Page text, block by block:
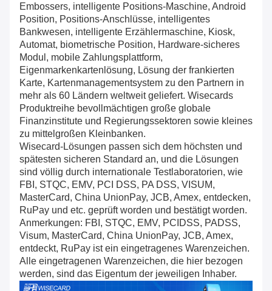
Embossers, intelligente Positions-Maschine, Android
Position, Positions-Anschlüsse, intelligentes
Bankwesen, intelligente Erzählermaschine, Kiosk,
Automat, biometrische Position, Hardware-sicheres
Modul, mobile Zahlungsplattform,
Eigenmarkenkartenlösung, Lösung der frankierten
Karte, Kartenmanagementsystem zu den Partnern in
mehr als 60 Ländern weltweit geliefert. Wisecards
Produktreihe bevollmächtigen große globale
Finanzinstitute und Regierungssektoren sowie kleines
zu mittelgroßen Kleinbanken.
Wisecard-Lösungen passen sich dem höchsten und
spätesten sicheren Standard an, und die Lösungen
sind völlig durch internationale Testlaboratorien, wie
FBI, STQC, EMV, PCI DSS, PA DSS, VISUM,
MasterCard, China UnionPay, JCB, Amex, entdecken,
RuPay und etc. geprüft worden und bestätigt worden.
Anmerkungen: FBI, STQC, EMV, PCIDSS, PADSS,
Visum, MasterCard, China UnionPay, JCB, Amex,
entdeckt, RuPay ist ein eingetragenes Warenzeichen.
Alle eingetragenen Warenzeichen, die hier bezogen
werden, sind das Eigentum der jeweiligen Inhaber.